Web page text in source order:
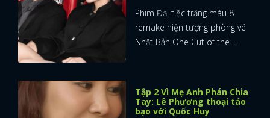
Phim Đại tiệc trăng máu 8
remake hiện tượng phòng vé
Nhật Bản One Cut of the ...
Tập 2 Vì Mẹ Anh Phán Chia
Tay: Lê Phương thoại táo
bạo với Quốc Huy